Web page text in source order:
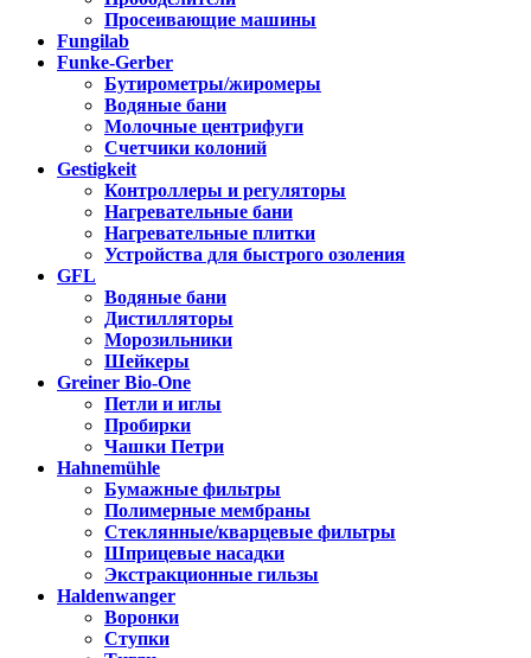
Просеивающие машины
Fungilab
Funke-Gerber
Бутирометры/жиромеры
Водяные бани
Молочные центрифуги
Счетчики колоний
Gestigkeit
Контроллеры и регуляторы
Нагревательные бани
Нагревательные плитки
Устройства для быстрого озоления
GFL
Водяные бани
Дистилляторы
Морозильники
Шейкеры
Greiner Bio-One
Петли и иглы
Пробирки
Чашки Петри
Hahnemühle
Бумажные фильтры
Полимерные мембраны
Стеклянные/кварцевые фильтры
Шприцевые насадки
Экстракционные гильзы
Haldenwanger
Воронки
Ступки